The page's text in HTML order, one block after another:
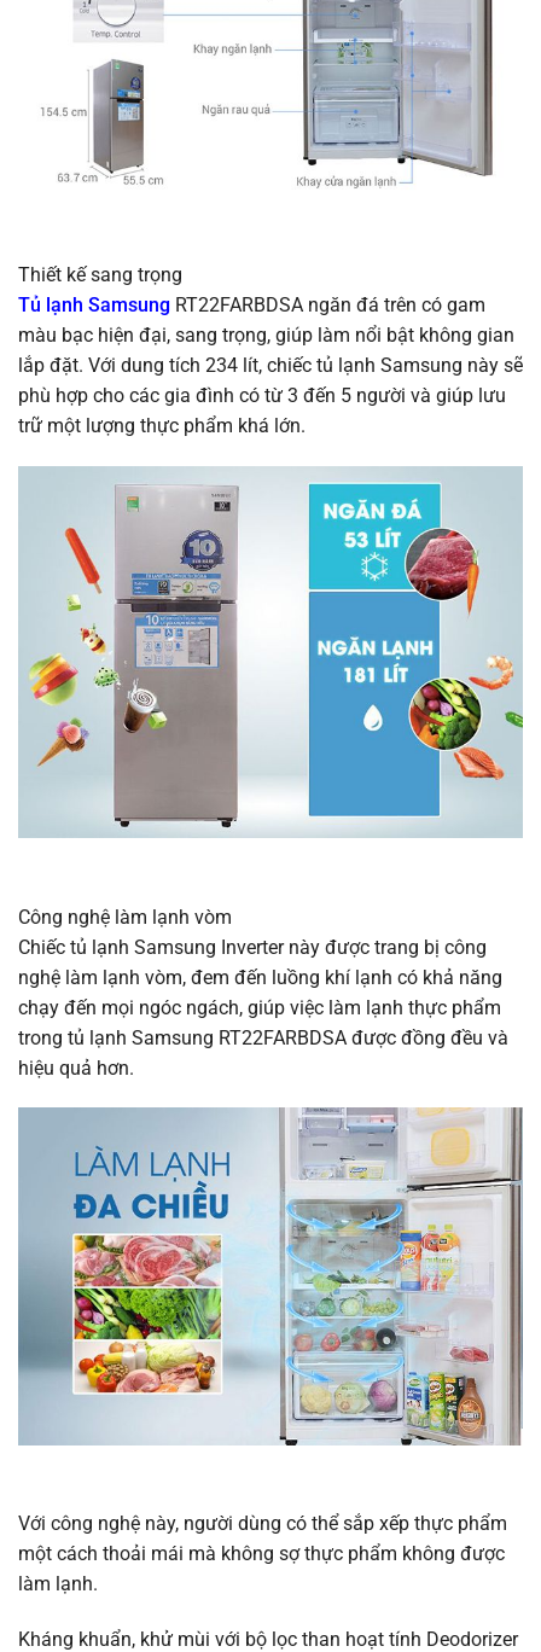
Thiết kế sang trọng
Tủ lạnh Samsung RT22FARBDSA ngăn đá trên có gam
màu bạc hiện đại, sang trọng, giúp làm nổi bật không gian
lắp đặt. Với dung tích 234 lít, chiếc tủ lạnh Samsung này sẽ
phù hợp cho các gia đình có từ 3 đến 5 người và giúp lưu
trữ một lượng thực phẩm khá lớn.
Công nghệ làm lạnh vòm
Chiếc tủ lạnh Samsung Inverter này được trang bị công
nghệ làm lạnh vòm, đem đến luồng khí lạnh có khả năng
chạy đến mọi ngóc ngách, giúp việc làm lạnh thực phẩm
trong tủ lạnh Samsung RT22FARBDSA được đồng đều và
hiệu quả hơn.
Với công nghệ này, người dùng có thể sắp xếp thực phẩm
một cách thoải mái mà không sợ thực phẩm không được
làm lạnh.
Kháng khuẩn, khử mùi với bộ lọc than hoạt tính Deodorizer